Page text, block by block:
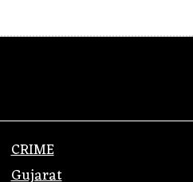
CRIME
Gujarat